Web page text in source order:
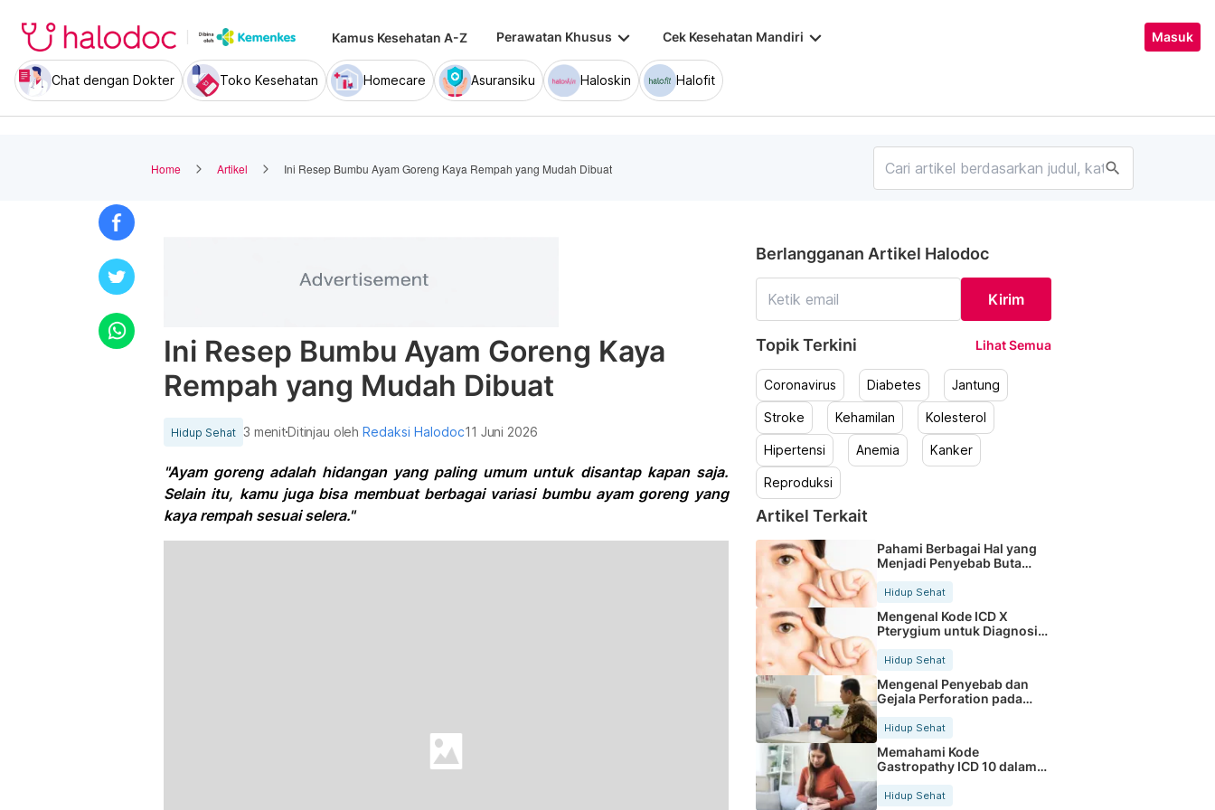
Kamus Kesehatan A-Z Perawatan Khusus keyboard_arrow_down Cek Kesehatan Mandiri keyboard_arrow_down Masuk
Chat dengan Dokter Toko Kesehatan Homecare Asuransiku Haloskin Halofit
Home Artikel Ini Resep Bumbu Ayam Goreng Kaya Rempah yang Mudah Dibuat search
Ini Resep Bumbu Ayam Goreng Kaya
Rempah yang Mudah Dibuat
Hidup Sehat 3 menitDitinjau olehRedaksi Halodoc11 Juni 2026
"Ayam goreng adalah hidangan yang paling umum untuk disantap kapan saja.
Selain itu, kamu juga bisa membuat berbagai variasi bumbu ayam goreng yang
kaya rempah sesuai selera."
Berlangganan Artikel Halodoc
Kirim
Topik Terkini Lihat Semua
Coronavirus Diabetes Jantung
Stroke Kehamilan Kolesterol
Hipertensi Anemia Kanker
Reproduksi
Artikel Terkait
Pahami Berbagai Hal yang
Menjadi Penyebab Buta
Hidup Sehat
Mengenal Kode ICD X
Pterygium untuk Diagnosis
Hidup Sehat
Mengenal Penyebab dan
Gejala Perforation pada
Tubuh
Hidup Sehat
Memahami Kode
Gastropathy ICD 10 dalam
Rekam Medis Pasien
Hidup Sehat